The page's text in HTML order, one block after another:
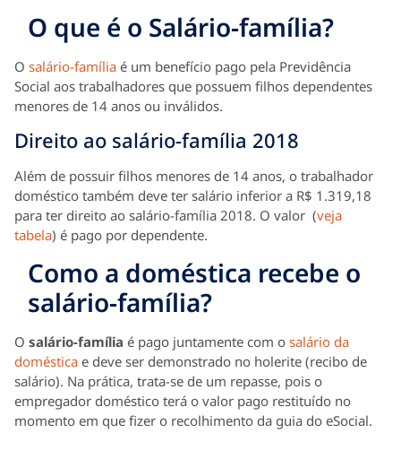
O que é o Salário-família?
O salário-família é um benefício pago pela Previdência
Social aos trabalhadores que possuem filhos dependentes
menores de 14 anos ou inválidos.
Direito ao salário-família 2018
Além de possuir filhos menores de 14 anos, o trabalhador
doméstico também deve ter salário inferior a R$ 1.319,18
para ter direito ao salário-família 2018. O valor (veja
tabela) é pago por dependente.
Como a doméstica recebe o
salário-família?
O salário-família é pago juntamente com o salário da
doméstica e deve ser demonstrado no holerite (recibo de
salário). Na prática, trata-se de um repasse, pois o
empregador doméstico terá o valor pago restituído no
momento em que fizer o recolhimento da guia do eSocial.